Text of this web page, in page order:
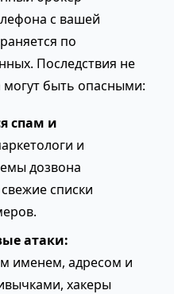
с вашей
по
Последствия не
быть опасными:
спам и
и
дозвона
списки
атаки:
именем, адресом и
хакеры